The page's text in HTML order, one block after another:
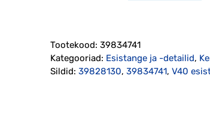
R-
design
2013-
Tootekood: 39834741
Kategooriad: Esistange ja -detailid,
Sildid: 39828130, 39834741, V40